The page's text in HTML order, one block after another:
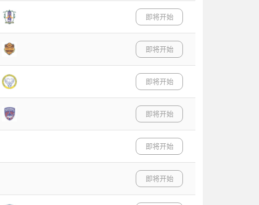
即将开始
即将开始
即将开始
即将开始
即将开始
即将开始